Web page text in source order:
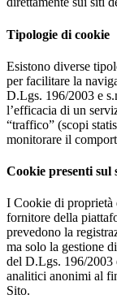
Tipologie di cookie
Esistono diverse
per facilitare la
D.Lgs. 196/2003 e
l’efficacia di un
“traffico” (scopi
monitorare il
Cookie presenti sul
I Cookie di proprietà
fornitore della
prevedono la
ma solo la gestione
del D.Lgs. 196/2003
analitici anonimi al
Sito.